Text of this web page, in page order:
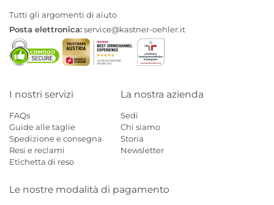
Tutti gli argomenti di aiuto
Posta elettronica:service@kastner-oehler.it
I nostri servizi
FAQs
Guide alle taglie
Spedizione e consegna
Resi e reclami
Etichetta di reso
La nostra azienda
Sedi
Chi siamo
Storia
Newsletter
Le nostre modalità di pagamento